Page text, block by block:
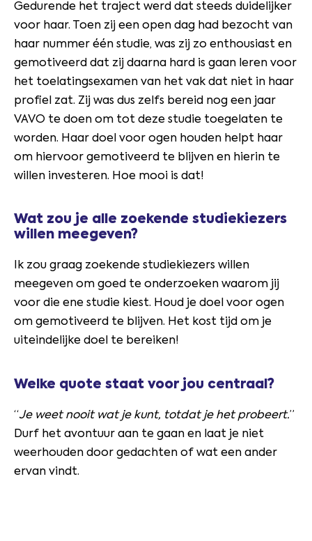
Gedurende het traject werd dat steeds duidelijker
voor haar. Toen zij een open dag had bezocht van
haar nummer één studie, was zij zo enthousiast en
gemotiveerd dat zij daarna hard is gaan leren voor
het toelatingsexamen van het vak dat niet in haar
profiel zat. Zij was dus zelfs bereid nog een jaar
VAVO te doen om tot deze studie toegelaten te
worden. Haar doel voor ogen houden helpt haar
om hiervoor gemotiveerd te blijven en hierin te
willen investeren. Hoe mooi is dat!
Wat zou je alle zoekende studiekiezers
willen meegeven?
Ik zou graag zoekende studiekiezers willen
meegeven om goed te onderzoeken waarom jij
voor die ene studie kiest. Houd je doel voor ogen
om gemotiveerd te blijven. Het kost tijd om je
uiteindelijke doel te bereiken!
Welke quote staat voor jou centraal?
“Je weet nooit wat je kunt, totdat je het probeert.”
Durf het avontuur aan te gaan en laat je niet
weerhouden door gedachten of wat een ander
ervan vindt.